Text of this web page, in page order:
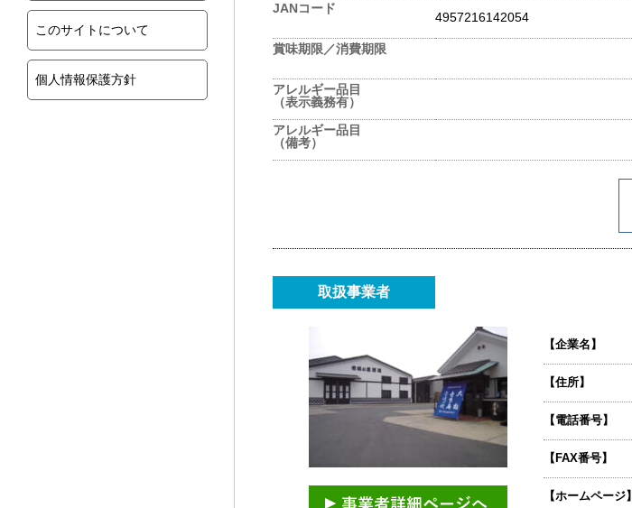
このサイトについて
個人情報保護方針
JANコード
4957216142054
賞味期限／消費期限
アレルギー品目
（表示義務有）
アレルギー品目
（備考）
取扱事業者
【企業名】
【住所】
【電話番号】
【FAX番号】
【ホームページ】